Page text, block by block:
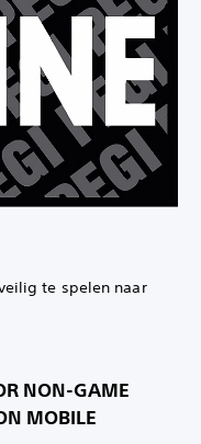
te spelen naar
NON-GAME
MOBILE